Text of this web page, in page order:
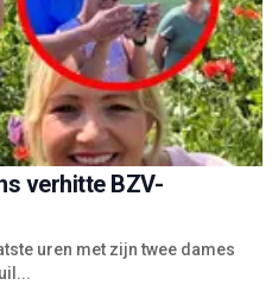
verhitte BZV-
uren met zijn twee dames